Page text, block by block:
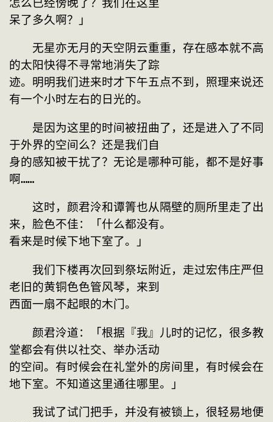
呆了多久啊？」
无星亦无月的天空阴云重重，存在感本就不高
的太阳快得不寻常地消失了踪
迹。明明我们进来时才下午五点不到，照理来说还
有一个小时左右的日光的。
是因为这里的时间被扭曲了，还是进入了不同
于外界的空间么？还是我们自
身的感知被干扰了？无论是哪种可能，都不是好事
啊……
这时，颜君泠和谭箐也从隔壁的厕所里走了出
来，脸色不佳：「什么都没有。
看来是时候下地下室了。」
我们下楼再次回到祭坛附近，走过宏伟庄严但
老旧的黄铜色色管风琴，来到
西面一扇不起眼的木门。
颜君泠道：「根据『我』儿时的记忆，很多教
堂都会有供以社交、举办活动
的空间。有时候会在礼堂外的房间里，有时候会在
地下室。不知道这里通往哪里。」
我试了试门把手，并没有被锁上，很轻易地便